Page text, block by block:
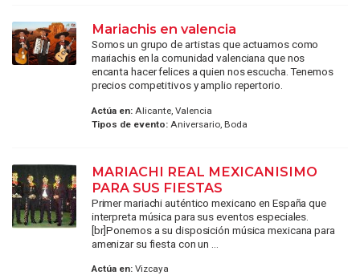
Mariachis en valencia
Somos un grupo de artistas que actuamos como
mariachis en la comunidad valenciana que nos
encanta hacer felices a quien nos escucha. Tenemos
precios competitivos y amplio repertorio.
Actúa en:Alicante, Valencia
Tipos de evento:Aniversario, Boda
MARIACHI REAL MEXICANISIMO
PARA SUS FIESTAS
Primer mariachi auténtico mexicano en España que
interpreta música para sus eventos especiales.
[br]Ponemos a su disposición música mexicana para
amenizar su fiesta con un ...
Actúa en:Vizcaya